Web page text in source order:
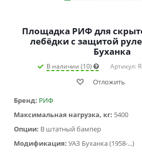
Площадка РИФ для
лебёдки с защитой
Буханка
В наличии (10) Артикул:
Отложить
Бренд: РИФ
Максимальная нагрузка, кг: 5400
Опции: В штатный бампер
Модификация: УАЗ Буханка (1958-...)